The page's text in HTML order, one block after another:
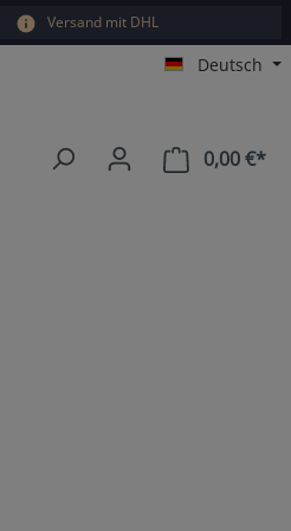
Versand mit DHL
Deutsch
0,00 €*